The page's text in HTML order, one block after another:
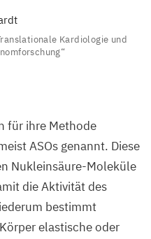
Kardiologie und
für ihre Methode
ASOs genannt. Diese
Nukleinsäure-Moleküle
die Aktivität des
bestimmt
elastische oder